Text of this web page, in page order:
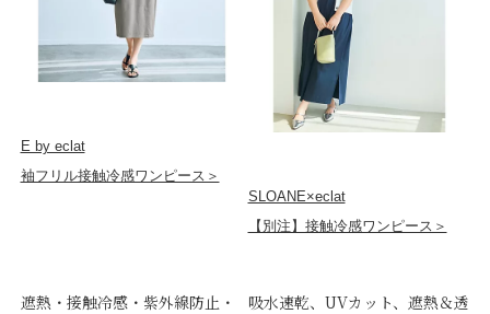
E by eclat
袖フリル接触冷感ワンピース＞
SLOANE×eclat
【別注】接触冷感ワンピース＞
遮熱・接触冷感・紫外線防止・
吸水速乾、UVカット、遮熱＆透